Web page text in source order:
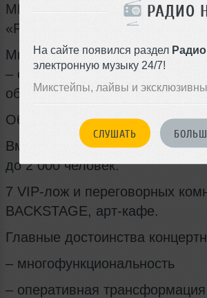
РАДИО
На сайте появился раздел Радио
электронную музыку 24/7!
Микстейпы, лайвы и
СЛУШАТЬ
МНОГОФУНКЦИОНАЛЬНЫЙ
«РОЗА ХОЛЛ»
Многофункциональный
– современная площадка,
оборудованием и
Общая площадь – более 10
Вместимость большого зала
до 2 000 человек.
7 VIP-лож и переговорных
BACKSTAGE, арт-кафе.
Главные достоинства
– многофункциональность
– оперативная трансформация